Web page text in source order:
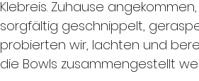
Klebreis. Zuhause
sorgfältig geschnippelt,
probierten wir, lachten und
die Bowls zusammengestellt